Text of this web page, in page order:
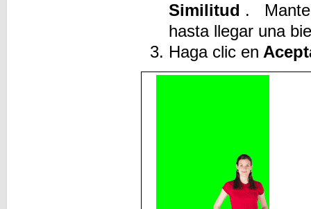
Similitud .
hasta llegar una
Haga clic en